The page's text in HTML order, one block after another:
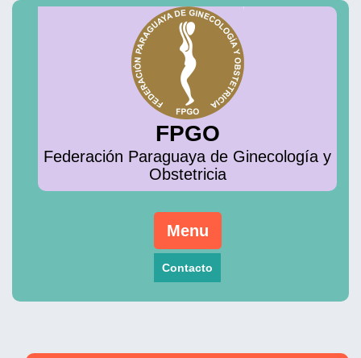
Skip
FPGO
Federación Paraguaya de Ginecología y
Obstetricia
Menu
Contacto